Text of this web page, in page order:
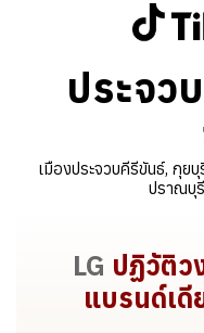
ประจว
เมืองประจวบคีรีขันธ์, กุย
ปราณบุ
LG ปฏิวัติว
แบรนด์เ